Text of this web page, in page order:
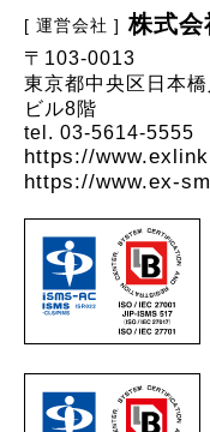
株式会
〒103-0013
東京都中央区日本
ビル8階
tel. 03-5614-5555
https://
https://www.ex-